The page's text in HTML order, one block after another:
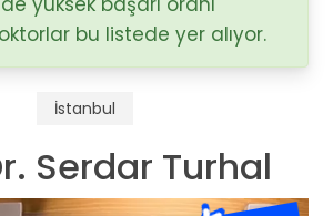
Doktorlar
göster
bu listede yer alıyor.
İstanbul
Serdar Turhal